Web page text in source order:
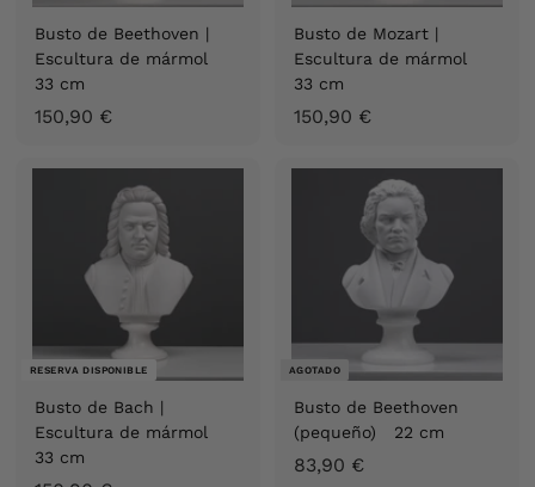
Busto de Beethoven |
Escultura de mármol
33 cm
150,90 €1
0
,
0
Busto de Mozart |
Escultura de mármol
33 cm
150,90 €1
0
,
9
0
RESERVA DISPONIBLE
Busto de Bach |
Escultura de mármol
33 cm
AGOTADO
Busto de Beethoven
(pequeño) 22 cm
83,90 €8